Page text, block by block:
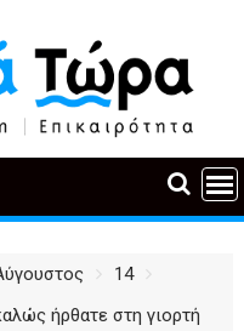
14
ήρθατε στη γιορτή